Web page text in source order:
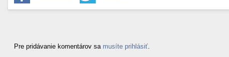
Pre pridávanie komentárov sa musíte prihlásiť